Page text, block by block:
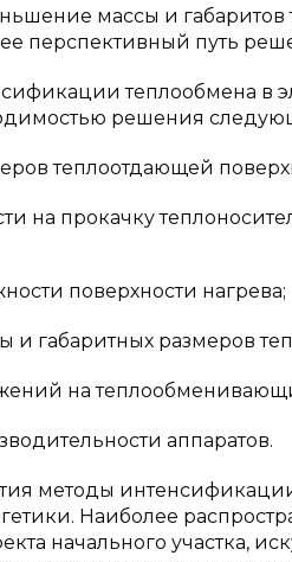
массы и габаритов
перспективный путь
теплообмена в
решения
теплоотдающей
на прокачку
поверхности нагрева;
и габаритных размеров
на
аппаратов.
методы
Наиболее
начального участка,